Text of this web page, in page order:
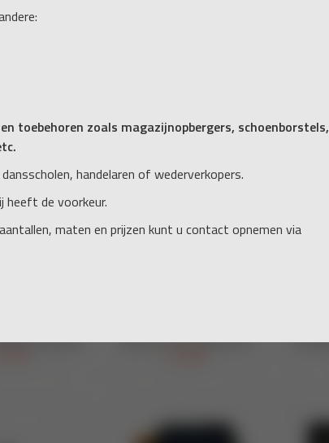
toebehoren zoals magazijnopbergers, schoenborstels,
handelaren of wederverkopers.
heeft de voorkeur.
maten en prijzen kunt u contact opnemen via